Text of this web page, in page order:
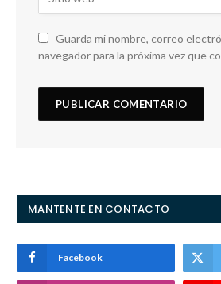
Guarda mi nombre, correo
navegador para la próxima vez que
MANTENTE EN CONTACTO
Facebook